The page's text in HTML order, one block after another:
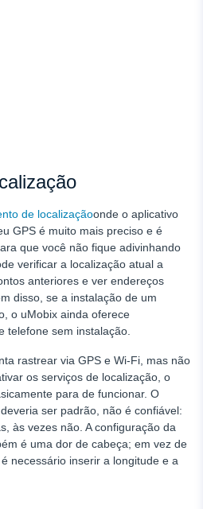
de localizaçãoonde o aplicativo
GPS é muito mais preciso e é
que você não fique adivinhando
verificar a localização atual a
anteriores e ver endereços
disso, se a instalação de um
o uMobix ainda oferece
telefone sem instalação.
rastrear via GPS e Wi-Fi, mas não
os serviços de localização, o
para de funcionar. O
ser padrão, não é confiável:
às vezes não. A configuração da
é uma dor de cabeça; em vez de
necessário inserir a longitude e a